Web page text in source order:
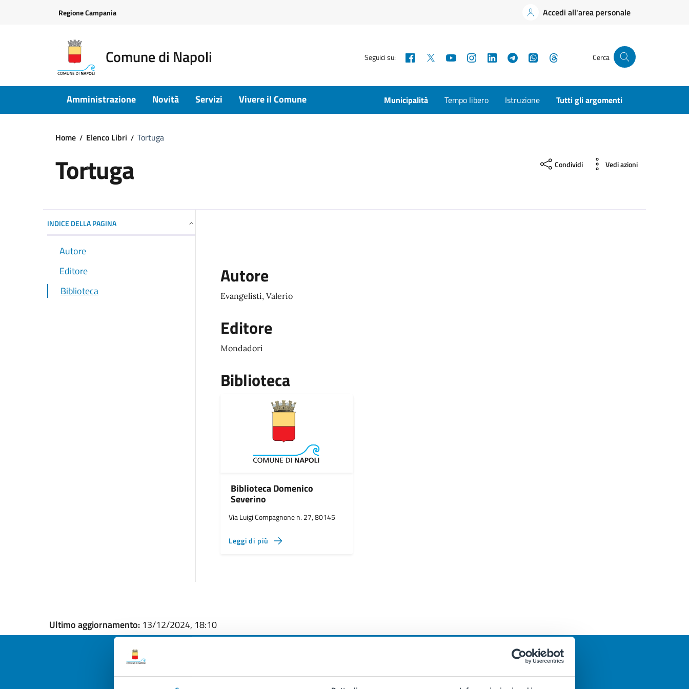
Regione Campania Accedi all'area personale
Comune di Napoli Seguici su: Facebook YouTubeInstagramLinkedInTelegramWhatsApp Cerca
Amministrazione Novità Servizi Vivere il Comune Municipalità Tempo libero Istruzione Tutti gli argomenti
Home Elenco Libri Tortuga
Tortuga Condividi Vedi azioni
INDICE DELLA PAGINA
Autore
Editore
Biblioteca
Autore
Evangelisti, Valerio
Editore
Mondadori
Biblioteca
Biblioteca Domenico
Severino
Via Luigi Compagnone n. 27, 80145
Leggi di più
Ultimo aggiornamento: 13/12/2024, 18:10